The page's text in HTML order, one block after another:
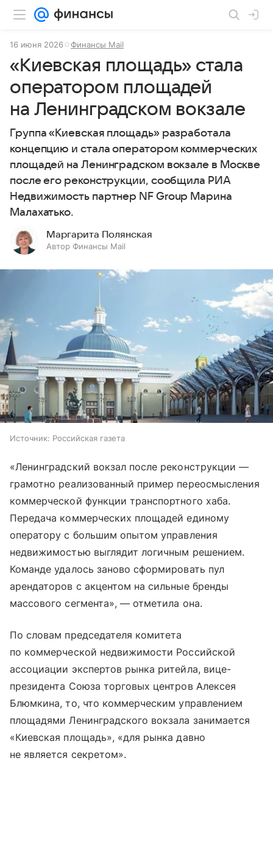
16 июня 2026 Финансы Mail
«Киевская площадь» стала
оператором площадей
на Ленинградском вокзале
Группа «Киевская площадь» разработала
концепцию и стала оператором коммерческих
площадей на Ленинградском вокзале в Москве
после его реконструкции, сообщила РИА
Недвижимость партнер NF Group Марина
Малахатько.
Маргарита Полянская
Автор Финансы Mail
Источник: Российская газета
«Ленинградский вокзал после реконструкции —
грамотно реализованный пример переосмысления
коммерческой функции транспортного хаба.
Передача коммерческих площадей единому
оператору с большим опытом управления
недвижимостью выглядит логичным решением.
Команде удалось заново сформировать пул
арендаторов с акцентом на сильные бренды
массового сегмента», — отметила она.
По словам председателя комитета
по коммерческой недвижимости Российской
ассоциации экспертов рынка ритейла, вице-
президента Союза торговых центров Алексея
Блюмкина, то, что коммерческим управлением
площадями Ленинградского вокзала занимается
«Киевская площадь», «для рынка давно
не является секретом».